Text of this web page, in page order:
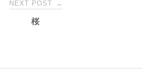
NEXT POST →
桜